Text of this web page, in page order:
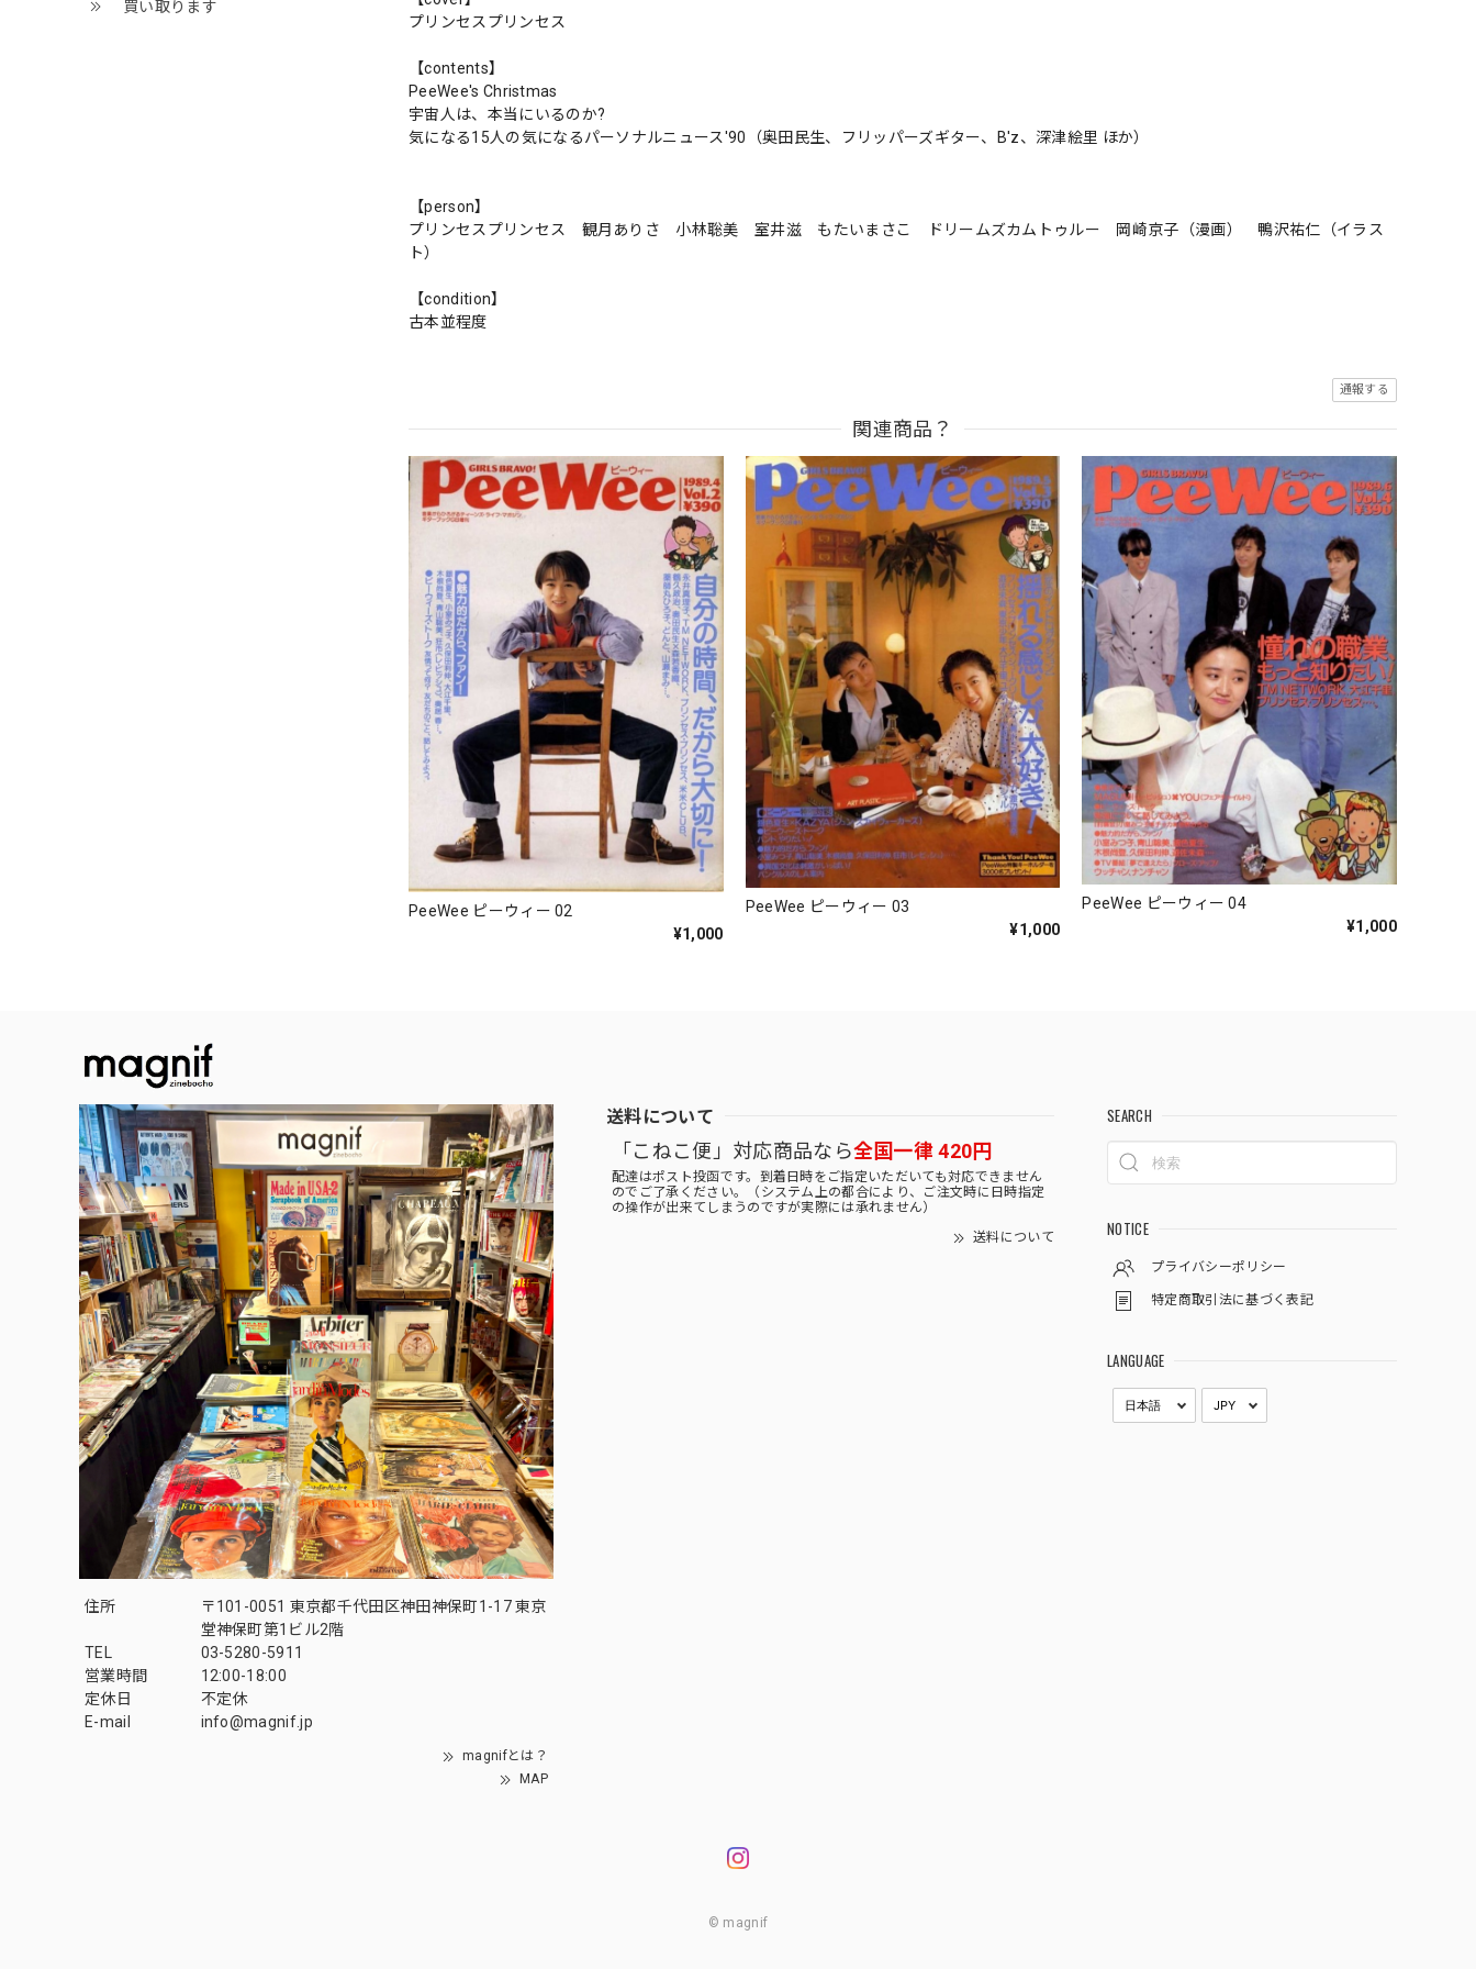
買い取ります
プリンセスプリンセス
【contents】
PeeWee's Christmas
宇宙人は、本当にいるのか?
気になる15人の気になるパーソナルニュース'90（奥田民生、フリッパーズギター、B'z、深津絵里 ほか）
【person】
プリンセスプリンセス 観月ありさ 小林聡美 室井滋 もたいまさこ ドリームズカムトゥルー 岡崎京子（漫画） 鴨沢祐仁（イラス
ト）
【condition】
古本並程度
通報する
関連商品？
PeeWee ピーウィー 02
¥1,000
PeeWee ピーウィー 03
¥1,000
PeeWee ピーウィー 04
¥1,000
住所
〒101-0051 東京都千代田区神田神保町1-17 東京
堂神保町第1ビル2階
TEL
03-5280-5911
営業時間
12:00-18:00
定休日
不定休
E-mail
info@magnif.jp
magnifとは？
MAP
送料について
「こねこ便」対応商品なら全国一律 420円
配達はポスト投函です。到着日時をご指定いただいても対応できません
のでご了承ください。（システム上の都合により、ご注文時に日時指定
の操作が出来てしまうのですが実際には承れません）
送料について
SEARCH
NOTICE
プライバシーポリシー
特定商取引法に基づく表記
LANGUAGE
© magnif